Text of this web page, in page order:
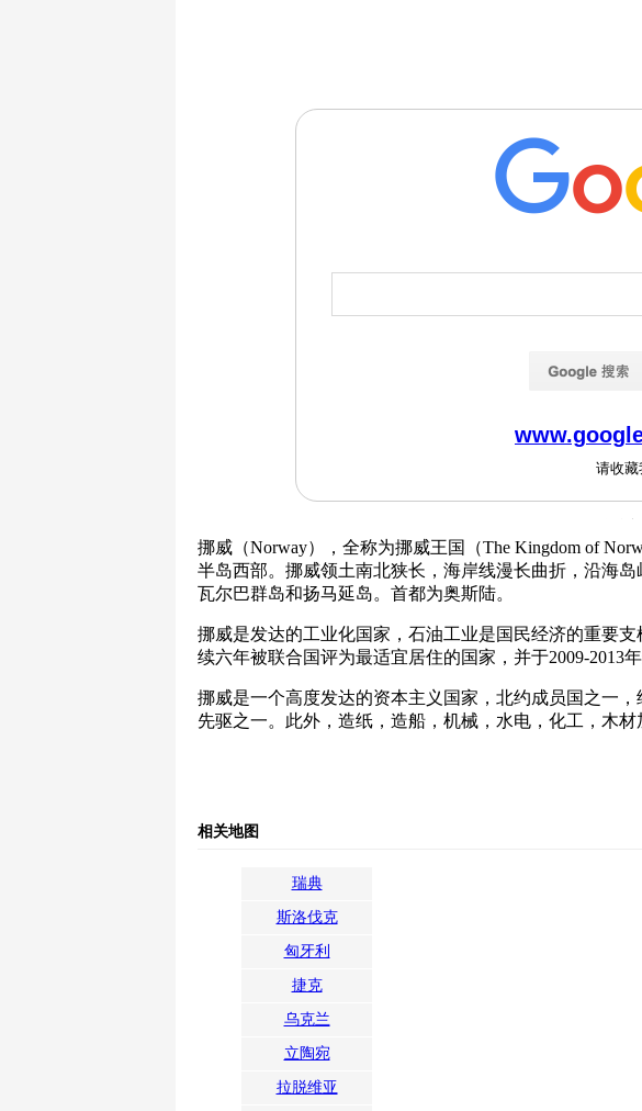
挪威（Norway），全称为挪威王国（The Kingdom of
半岛西部。挪威领土南北狭长，海岸线漫长曲折，沿海岛
瓦尔巴群岛和扬马延岛。首都为奥斯陆。
挪威是发达的工业化国家，石油工业是国民经济的重要
续六年被联合国评为最适宜居住的国家，并于2009-2013
挪威是一个高度发达的资本主义国家，北约成员国之一
先驱之一。此外，造纸，造船，机械，水电，化工，木
相关地图
瑞典
斯洛伐克
匈牙利
捷克
乌克兰
立陶宛
拉脱维亚